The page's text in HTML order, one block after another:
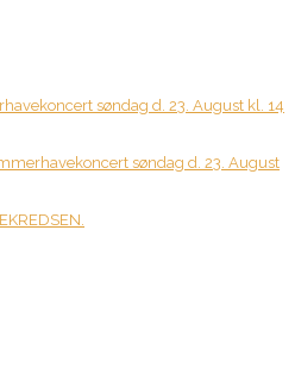
søndag d. 23. August kl. 14
søndag d. 23. August